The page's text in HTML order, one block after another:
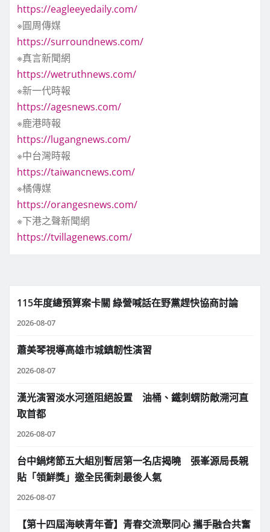
https://eagleeyedaily.com/
※圓周傳媒
https://surroundnews.com/
※真言新聞網
https://wetruthnews.com/
※新一代時報
https://agesnews.com/
※鹿港時報
https://lugangnews.com/
※中台灣時報
https://taiwancnews.com/
※橘傳媒
https://orangesnews.com/
※下港之聲新聞網
https://tvillagenews.com/
115年度總預算案卡關 綠營喊話在野黨趕快協商討論
2026-08-07
蕭美琴視導高雄市城鎮韌性演習
2026-08-07
漢光演習淡水河道阻絕設置 油桶、鐵刺蝟防敵溯河直
取首都
2026-08-07
台中鍋烤節五大組別暫居第一名店揭曉 張峯源局長親
貼「領鮮獎」邀全民衝刺最後人氣
2026-08-07
【第十四屆海峽青年薈】青春交流聚同心 攜手融合共奮